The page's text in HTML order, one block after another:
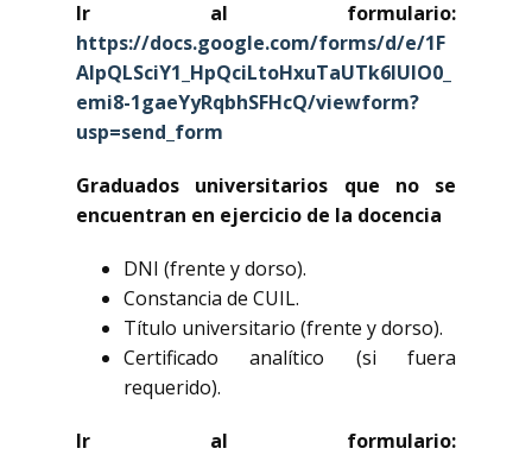
Ir al formulario:
https://docs.google.com/forms/d/e/1F
AIpQLSciY1_HpQciLtoHxuTaUTk6lUlO0_
emi8-1gaeYyRqbhSFHcQ/viewform?
usp=send_form
Graduados universitarios que no se
encuentran en ejercicio de la docencia
DNI (frente y dorso).
Constancia de CUIL.
Título universitario (frente y dorso).
Certificado analítico (si fuera
requerido).
Ir al formulario: